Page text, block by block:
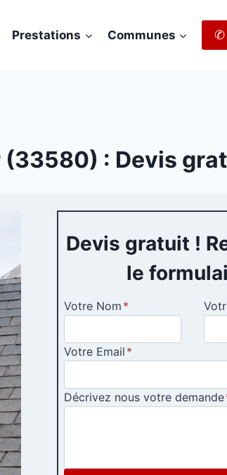
Prestations Communes ✆
: Devis
Devis gratuit !
le
Votre Nom *
Votre Email *
Décrivez nous votre demande